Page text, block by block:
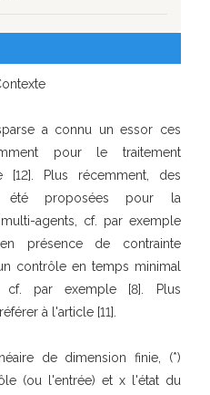
a connu un essor ces
pour le traitement
[12]. Plus récemment, des
été proposées pour la
agents, cf. par exemple
présence de contrainte
contrôle en temps minimal
cf. par exemple [8]. Plus
à l'article [11].
de dimension finie, (*)
(ou l'entrée) et x l'état du